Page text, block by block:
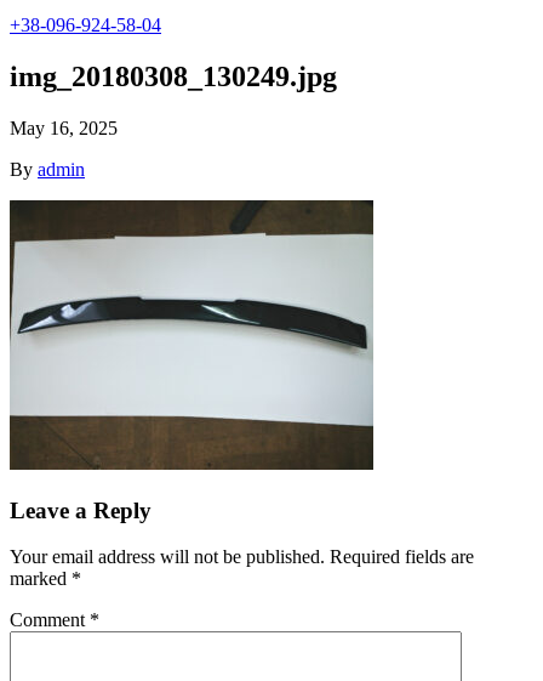
+38-096-924-58-04
img_20180308_130249.jpg
May 16, 2025
By admin
Leave a Reply
Your email address will not be published. Required fields are
marked *
Comment *